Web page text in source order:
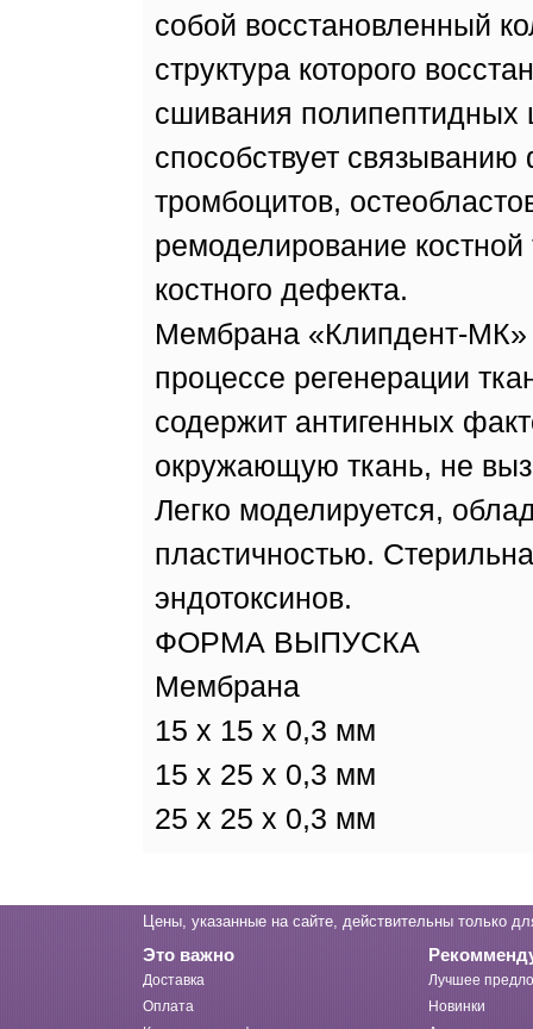
собой восстановленный
структура которого
сшивания
способствует связыванию
тромбоцитов,
ремоделирование
костного дефекта.
Мембрана «Клипдент-МК»
процессе регенерации
содержит антигенных
окружающую ткань, не
Легко моделируется,
пластичностью.
эндотоксинов.
ФОРМА ВЫПУСКА
Мембрана
15 x 15 х 0,3 мм
15 x 25 х 0,3 мм
25 х 25 х 0,3 мм
Цены, указанные на сайте, действительны только
Это важно
Доставка
Оплата
Лучшее
Новинки